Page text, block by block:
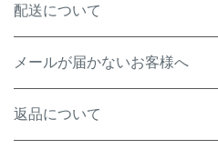
配送について
メールが届かないお客様へ
返品について